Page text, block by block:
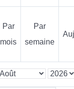
Par
mois
Par
semaine